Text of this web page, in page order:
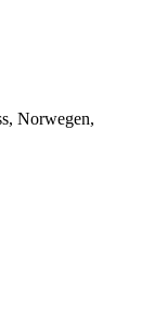
Norwegen,